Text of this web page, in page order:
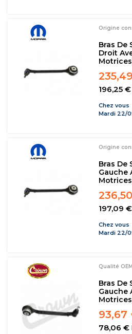
Origine
Bras De
Droit
196,25
Chez vous
Mardi 22/
Origine
Bras De
Gauche
197,09
Chez vous
Mardi 22/
Qualité
Bras De
Gauche
93,67
78,06 €